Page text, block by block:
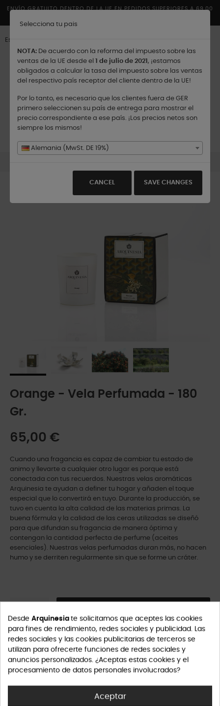
Selecciona tu pais
NOTA: De acuerdo con la reforma del impuesto sobre las
ventas de la UE desde el 1 de julio de 2021 , ¡estamos
obligados a calcular la tasa del impuesto sobre las ventas
del respectivo país receptor del cliente dentro de la UE!
Por lo tanto, es necesario que los clientes fuera de GER
primero seleccionen su país de entrega para mostrar el
precio correspondiente a ese país. ¡Los precios netos son
siempre los mismos!
Alemania (MwSt. DE 19%)
CANCEL SAVE CHANGES
ENVÍO GRATUITO DENTRO DE LA UE EN PEDIDOS SUPERIORES A 69,00
Español
Enviar a:
Navegación
de
palanca
☰
Orange - Vela Perfumada - 180
Gr.
65,00 €
Cuando una fragancia es capaz de cambiar tu estado de
animo y llevarte a cualquier otro lugar es porque está
conectada con tus recuerdos. Nuestras velas aromáticas
Arquinesia te ayudan a definer tu hogar y añaden el toque
especial que lo convertirá en tuyo. Durante la producción, se
tuvo en cuenta la alta calidad de las materias primas. La
buena fórmula y la calidad de las ceras utilizadas se diseñó
para que difundan su fragancia de manera óptima y
contengan la cantidad perfecta de perfume (aceites
esenciales). Nuestras velas perfumadas duran más, no hacen
humo y se derriten regularmente sin que se forme un cráter.
Desde Arquinesia te solicitamos que aceptes las cookies
para fines de rendimiento, redes sociales y publicidad. Las
redes sociales y las cookies publicitarias de terceros se
utilizan para ofrecerte funciones de redes sociales y
anuncios personalizados. ¿Aceptas estas cookies y el
procesamiento de datos personales involucrados?
Aceptar